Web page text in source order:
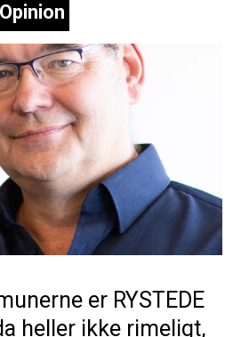
Opinion
er RYSTEDE
heller ikke rimeligt,